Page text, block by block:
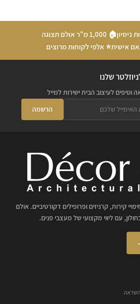
🏠 1,000 מ"ר אולם תצוגה
אישית⭐ אלפי לקוחות מרוצים
שלנו
וטיפים לעיצוב הבית ישירות למייל
הרשמה
קירות, קרניזים ופרופילים דקורטיביים. אולם
השראה